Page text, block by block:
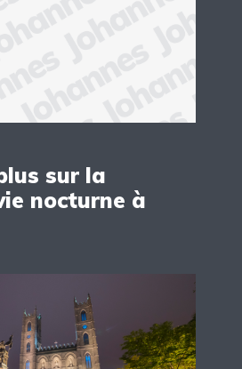
sur la
nocturne à